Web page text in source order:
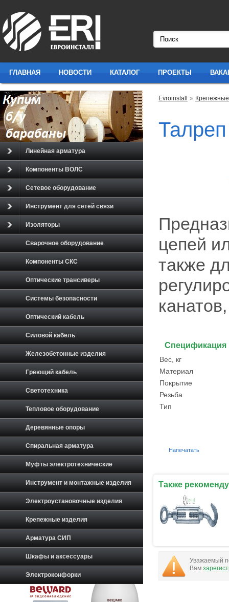
ГЛАВНАЯ НОВОСТИ КАТАЛОГ ПРОЕКТЫ
Evroinstall »
цепей
также
Спецификация
Вес, кг
Материал
Покрытие
Резьба
Тип
Напечатать
Также
Уважаемый
Вам
Линейная арматура
Компоненты ВОЛС
Сетевое оборудование
Инструмент для сетей связи
Изоляторы
Сварочное оборудование
Компоненты СКС
Оптические трансиверы
Системы безопасности
Оптический кабель
Силовой кабель
Железобетонные изделия
Греющий кабель
Светотехника
Тепловое оборудование
Деревянные опоры
Спиральная арматура
Муфты электротехнические
Инструмент и монтажные изделия
Электроустановочные изделия
Крепежные изделия
Арматура СИП
Шкафы и аксессуары
Электроконфорки